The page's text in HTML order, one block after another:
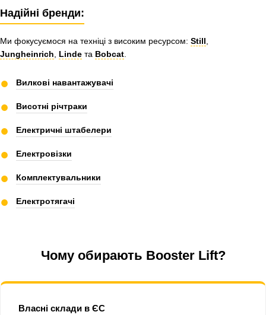
Надійні бренди:
Ми фокусуємося на техніці з високим ресурсом: Still
Jungheinrich
Linde та Bobcat
● Вилкові навантажувачі
● Висотні річтраки
● Електричні штабелери
● Електровізки
● Комплектувальники
● Електротягачі
Чому обирають Booster Lift?
Власні склади в ЄС